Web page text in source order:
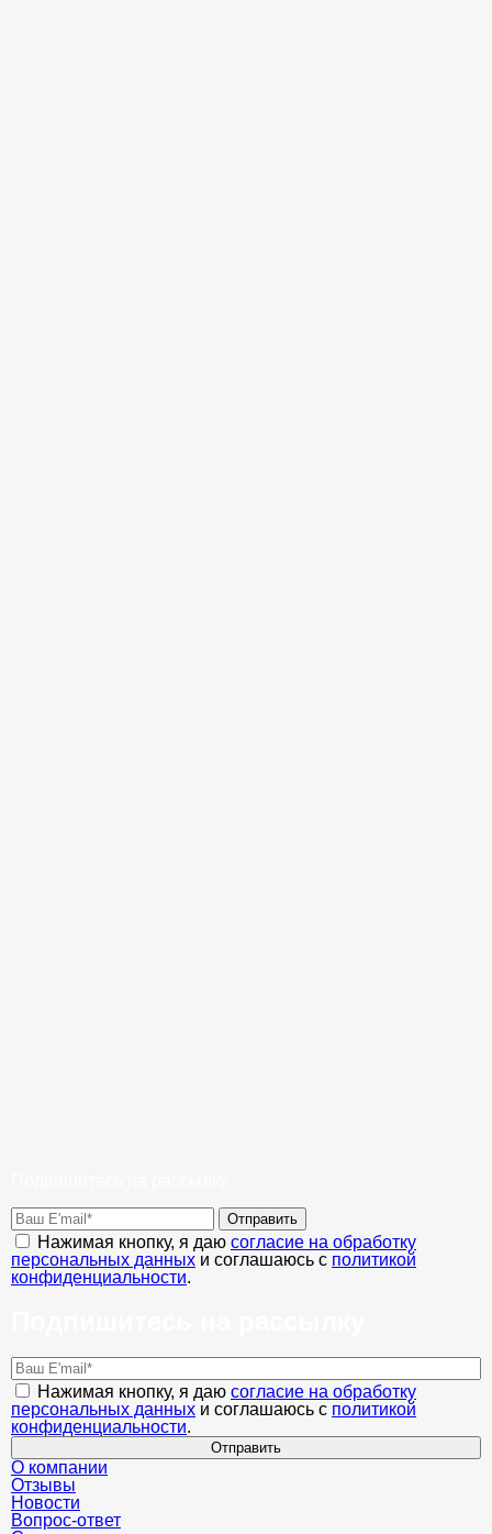
Отправить
Нажимая кнопку, я даю согласие на обработку
персональных данных и соглашаюсь с политикой
конфиденциальности.
Нажимая кнопку, я даю согласие на обработку
персональных данных и соглашаюсь с политикой
конфиденциальности.
Отправить
О компании
Отзывы
Новости
Вопрос-ответ